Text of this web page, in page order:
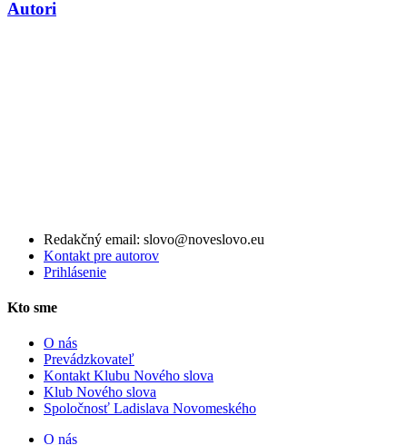
Autori
Redakčný email: slovo@noveslovo.eu
Kontakt pre autorov
Prihlásenie
Kto sme
O nás
Prevádzkovateľ
Kontakt Klubu Nového slova
Klub Nového slova
Spoločnosť Ladislava Novomeského
O nás